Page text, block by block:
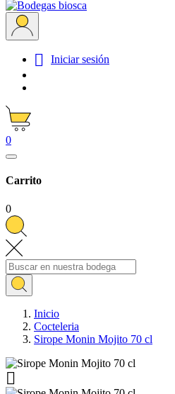
 Iniciar sesión
0
Carrito
0
Inicio
Cocteleria
Sirope Monin Mojito 70 cl
